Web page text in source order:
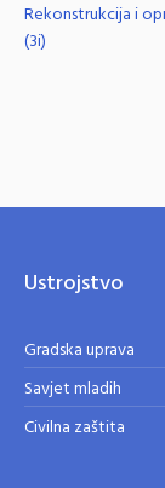
Rekonstrukcija i
(3i)
Ustrojstvo
Gradska uprava
Savjet mladih
Civilna zaštita